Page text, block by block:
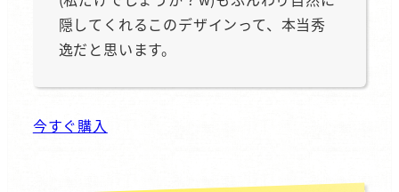
隠してくれるこのデザインって、本当秀
逸だと思います。
今すぐ購入